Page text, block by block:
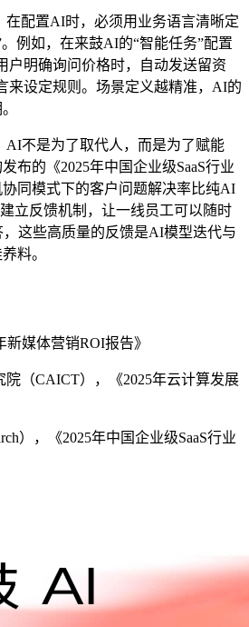
在配置AI时，必须用业务语言清晰定
例如，在来鼓AI的“智能任务”配置
户明确询问价格时，自动发送留资
来设定规则。场景定义越精准，AI的
AI不是为了取代人，而是为了赋能
布的《2025年中国企业级SaaS行业
同模式下的客户问题解决率比纯AI
立反馈机制，让一线员工可以随时
这些高质量的反馈是AI模型迭代与
料。
新媒体营销ROI报告》
院（CAICT），《2025年云计算发展
），《2025年中国企业级SaaS行业